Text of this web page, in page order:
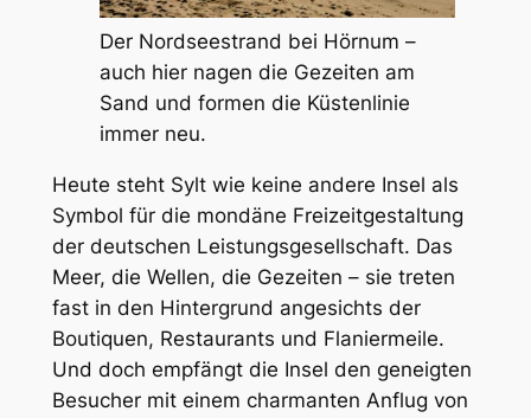
Der Nordseestrand bei Hörnum –
auch hier nagen die Gezeiten am
Sand und formen die Küstenlinie
immer neu.
Heute steht Sylt wie keine andere Insel als
Symbol für die mondäne Freizeitgestaltung
der deutschen Leistungsgesellschaft. Das
Meer, die Wellen, die Gezeiten – sie treten
fast in den Hintergrund angesichts der
Boutiquen, Restaurants und Flaniermeile.
Und doch empfängt die Insel den geneigten
Besucher mit einem charmanten Anflug von